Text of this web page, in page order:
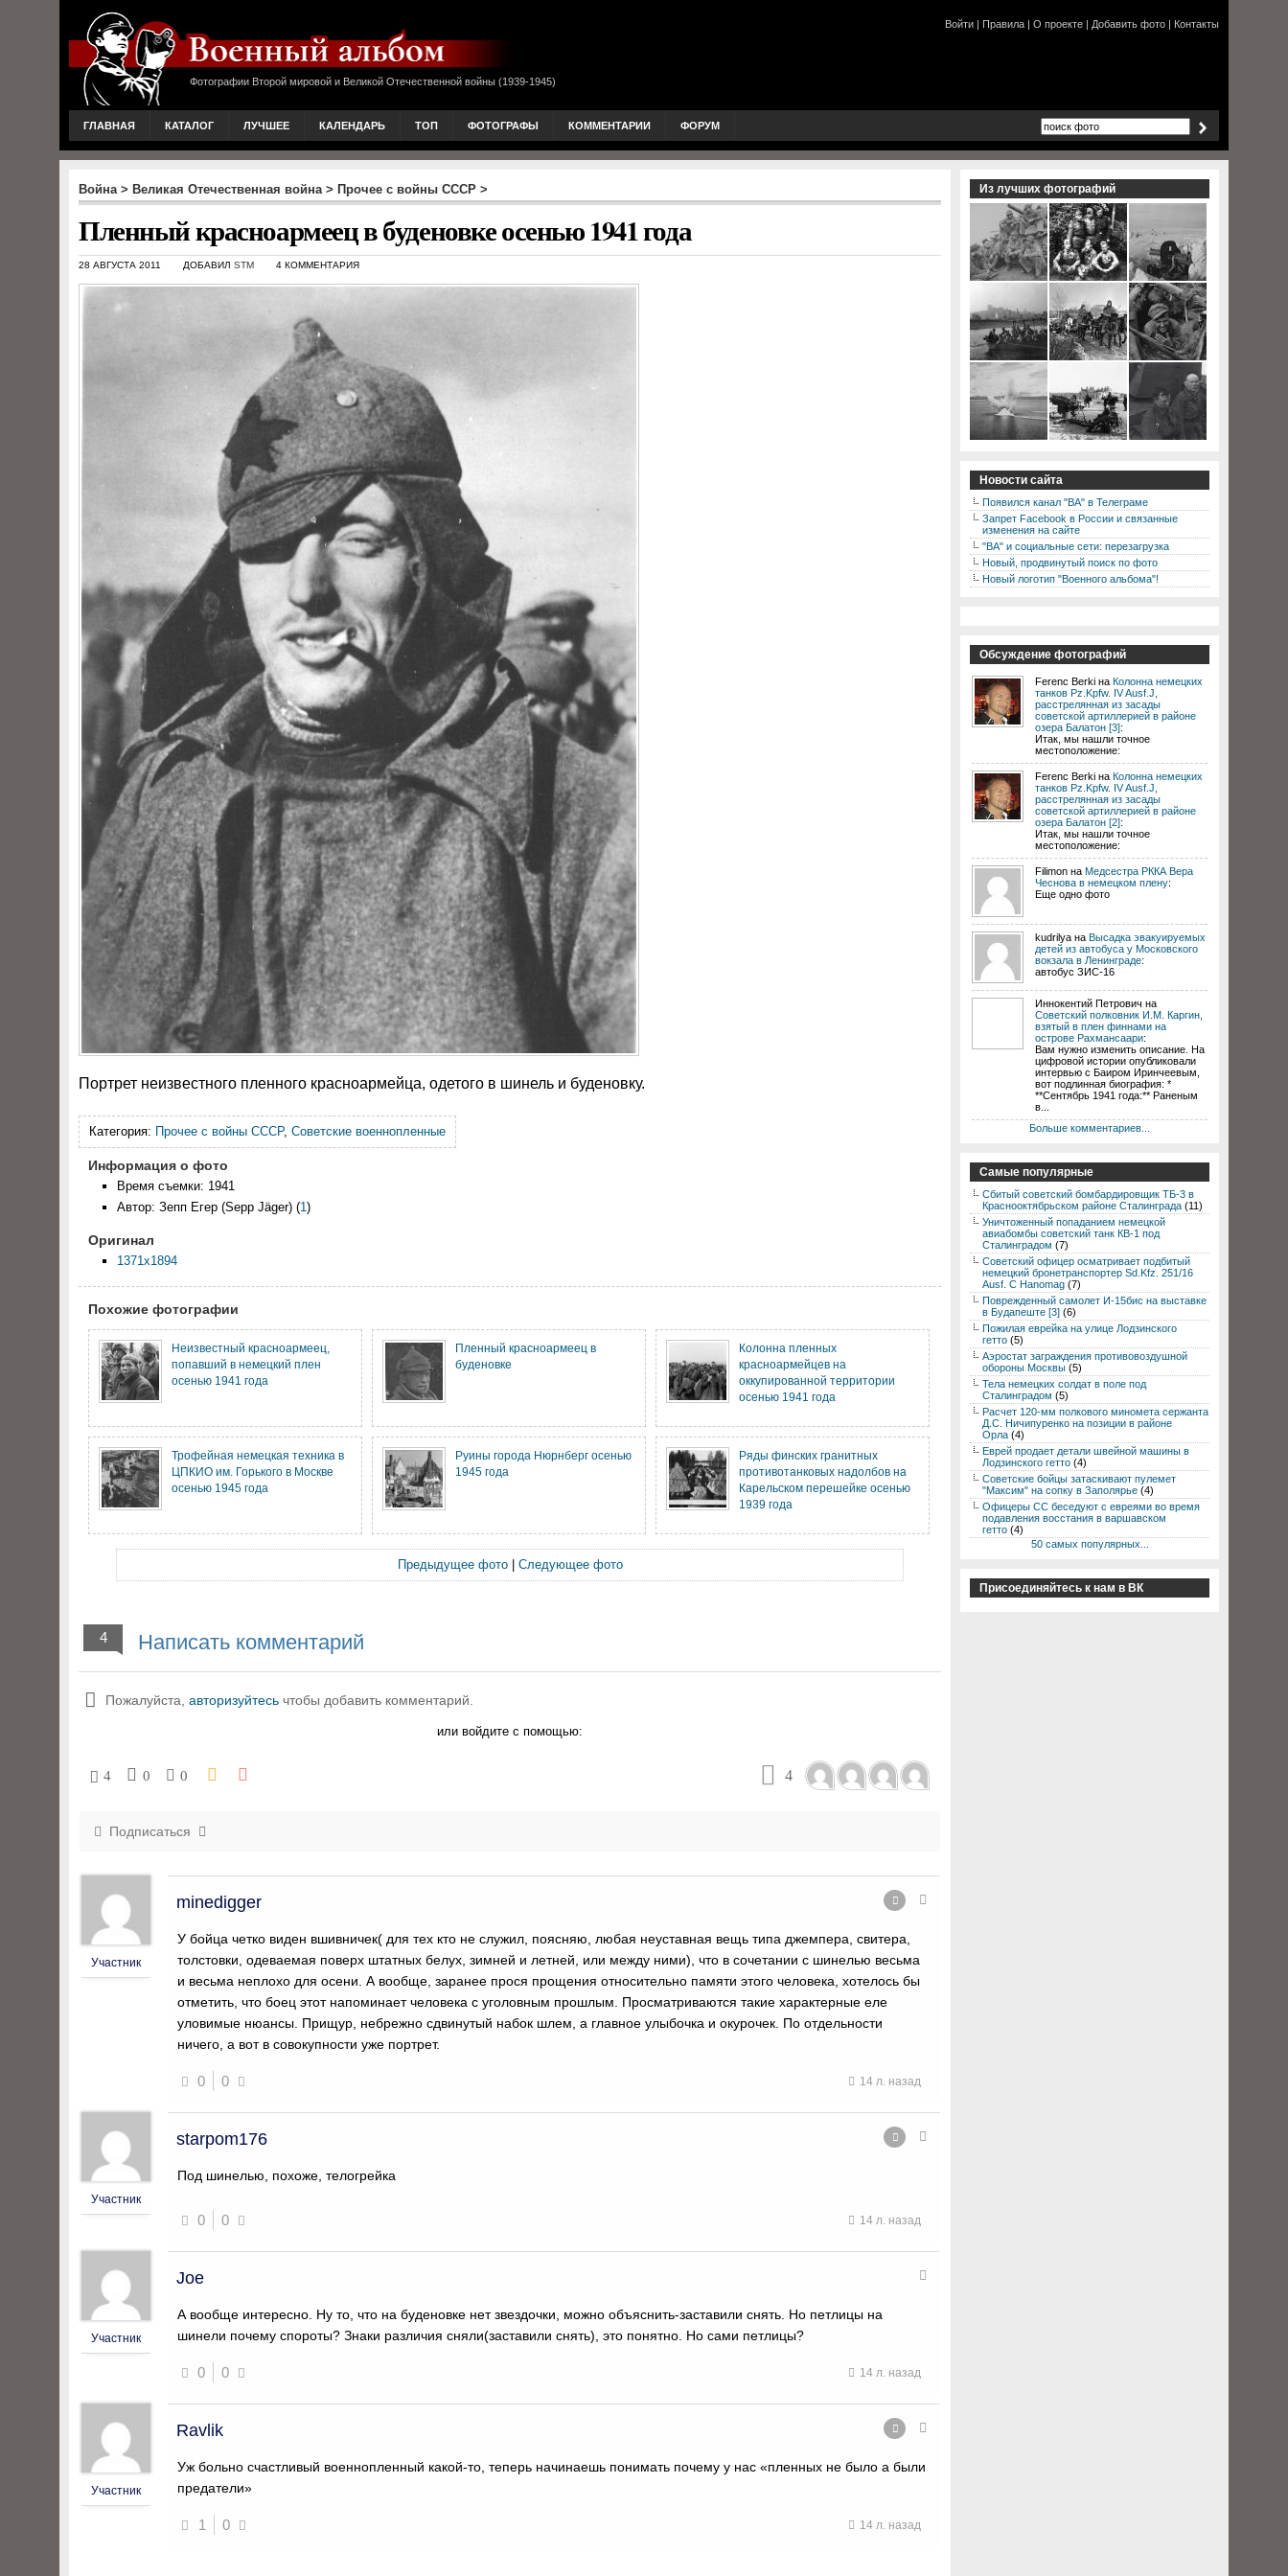
Фотографии Второй мировой и Великой Отечественной войны (1939-1945)
Войти | Правила | О проекте | Добавить фото | Контакты
ГЛАВНАЯ КАТАЛОГ ЛУЧШЕЕ КАЛЕНДАРЬ ТОП ФОТОГРАФЫ КОММЕНТАРИИ ФОРУМ
Война> Великая Отечественная война> Прочее с войны СССР >
Пленный красноармеец в буденовке осенью 1941 года
28 АВГУСТА 2011 ДОБАВИЛ STM 4 КОММЕНТАРИЯ
Портрет неизвестного пленного красноармейца, одетого в шинель и буденовку.
Категория: Прочее с войны СССР, Советские военнопленные
Информация о фото
Время съемки: 1941
Автор: Зепп Егер (Sepp Jäger) (1)
Оригинал
1371x1894
Похожие фотографии
Неизвестный красноармеец,
попавший в немецкий плен
осенью 1941 года
Пленный красноармеец в
буденовке
Колонна пленных
красноармейцев на
оккупированной территории
осенью 1941 года
Трофейная немецкая техника в
ЦПКИО им. Горького в Москве
осенью 1945 года
Руины города Нюрнберг осенью
1945 года
Ряды финских гранитных
противотанковых надолбов на
Карельском перешейке осенью
1939 года
Предыдущее фото| Следующее фото
4 Написать комментарий
Пожалуйста, авторизуйтесь чтобы добавить комментарий.
или войдите с помощью:
4 0 0 4
Подписаться
Участник
minedigger
У бойца четко виден вшивничек( для тех кто не служил, поясняю, любая неуставная вещь типа джемпера, свитера,
толстовки, одеваемая поверх штатных белух, зимней и летней, или между ними), что в сочетании с шинелью весьма
и весьма неплохо для осени. А вообще, заранее прося прощения относительно памяти этого человека, хотелось бы
отметить, что боец этот напоминает человека с уголовным прошлым. Просматриваются такие характерные еле
уловимые нюансы. Прищур, небрежно сдвинутый набок шлем, а главное улыбочка и окурочек. По отдельности
ничего, а вот в совокупности уже портрет.
0 0 14 л. назад
Участник
starpom176
Под шинелью, похоже, телогрейка
0 0 14 л. назад
Участник
Joe
А вообще интересно. Ну то, что на буденовке нет звездочки, можно объяснить-заставили снять. Но петлицы на
шинели почему спороты? Знаки различия сняли(заставили снять), это понятно. Но сами петлицы?
0 0 14 л. назад
Участник
Ravlik
Уж больно счастливый военнопленный какой-то, теперь начинаешь понимать почему у нас «пленных не было а были
предатели»
1 0 14 л. назад
Из лучших фотографий
Новости сайта
Появился канал "ВА" в Телеграме
Запрет Facebook в России и связанные
изменения на сайте
"ВА" и социальные сети: перезагрузка
Новый, продвинутый поиск по фото
Новый логотип "Военного альбома"!
Обсуждение фотографий
Ferenc Berki на Колонна немецких
танков Pz.Kpfw. IV Ausf.J,
расстрелянная из засады
советской артиллерией в районе
озера Балатон [3]:
Итак, мы нашли точное
местоположение:
Ferenc Berki на Колонна немецких
танков Pz.Kpfw. IV Ausf.J,
расстрелянная из засады
советской артиллерией в районе
озера Балатон [2]:
Итак, мы нашли точное
местоположение:
Filimon на Медсестра РККА Вера
Чеснова в немецком плену:
Еще одно фото
kudrilya на Высадка эвакуируемых
детей из автобуса у Московского
вокзала в Ленинграде:
автобус ЗИС-16
Иннокентий Петрович на
Советский полковник И.М. Каргин,
взятый в плен финнами на
острове Рахмансаари:
Вам нужно изменить описание. На
цифровой истории опубликовали
интервью с Баиром Иринчеевым,
вот подлинная биография: *
**Сентябрь 1941 года:** Раненым
в...
Больше комментариев...
Самые популярные
Сбитый советский бомбардировщик ТБ-3 в
Краснооктябрьском районе Сталинграда (11)
Уничтоженный попаданием немецкой
авиабомбы советский танк КВ-1 под
Сталинградом (7)
Советский офицер осматривает подбитый
немецкий бронетранспортер Sd.Kfz. 251/16
Ausf. C Hanomag (7)
Поврежденный самолет И-15бис на выставке
в Будапеште [3] (6)
Пожилая еврейка на улице Лодзинского
гетто (5)
Аэростат заграждения противовоздушной
обороны Москвы (5)
Тела немецких солдат в поле под
Сталинградом (5)
Расчет 120-мм полкового миномета сержанта
Д.С. Ничипуренко на позиции в районе
Орла (4)
Еврей продает детали швейной машины в
Лодзинского гетто (4)
Советские бойцы затаскивают пулемет
"Максим" на сопку в Заполярье (4)
Офицеры СС беседуют с евреями во время
подавления восстания в варшавском
гетто (4)
50 самых популярных...
Присоединяйтесь к нам в ВК